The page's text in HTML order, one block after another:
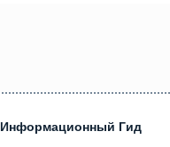
Информационный Гид